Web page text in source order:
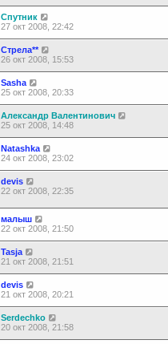
Спутник
27 окт 2008, 22:42
Стрела**
26 окт 2008, 15:53
Sasha
25 окт 2008, 20:33
Александр Валентинович
25 окт 2008, 14:48
Natashka
24 окт 2008, 23:02
devis
22 окт 2008, 22:35
малыш
22 окт 2008, 21:50
Tasja
21 окт 2008, 21:51
devis
21 окт 2008, 20:21
Serdechko
20 окт 2008, 21:58